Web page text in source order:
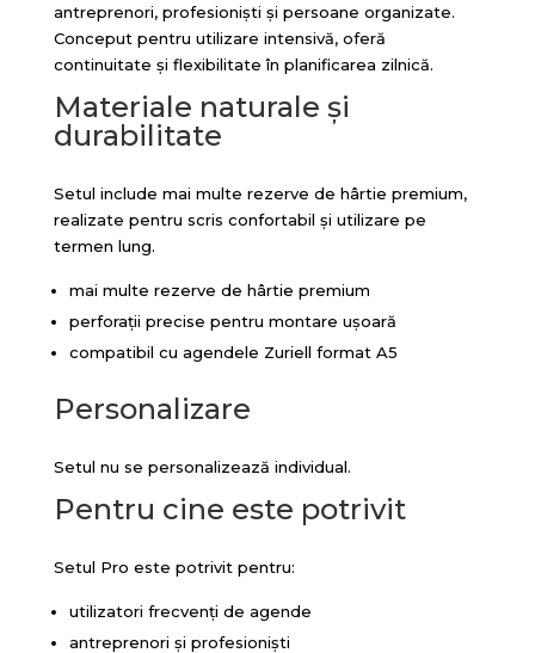
antreprenori, profesioniști și persoane organizate.
Conceput pentru utilizare intensivă, oferă
continuitate și flexibilitate în planificarea zilnică.
Materiale naturale și
durabilitate
Setul include mai multe rezerve de hârtie premium,
realizate pentru scris confortabil și utilizare pe
termen lung.
mai multe rezerve de hârtie premium
perforații precise pentru montare ușoară
compatibil cu agendele Zuriell format A5
Personalizare
Setul nu se personalizează individual.
Pentru cine este potrivit
Setul Pro este potrivit pentru:
utilizatori frecvenți de agende
antreprenori și profesioniști